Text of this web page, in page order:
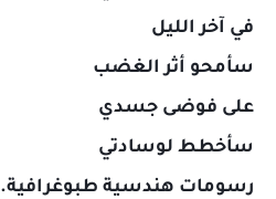
في آخر الليل
سأمحو أثر الغضب
على فوضى جسدي
سأخطط لوسادتي
رسومات هندسية طبوغرافية.